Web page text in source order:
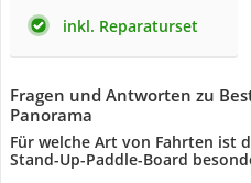
inkl. Reparaturset
Fragen und Antworten zu
Panorama
Für welche Art von Fahrten ist
Stand-Up-Paddle-Board